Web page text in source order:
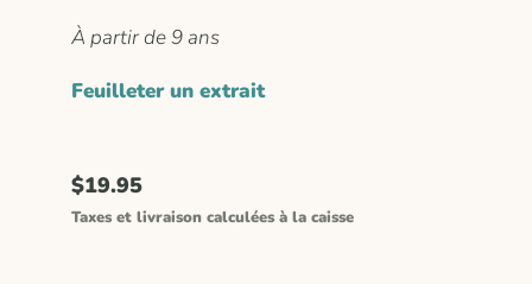
À partir de 9 ans
Feuilleter un extrait
$19.95
Taxes et livraison calculées à la caisse